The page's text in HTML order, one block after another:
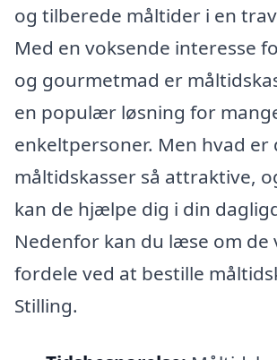
og tilberede måltider i en
Med en voksende interesse
og gourmetmad er
en populær løsning for
enkeltpersoner. Men hvad
måltidskasser så attraktive,
kan de hjælpe dig i din
Nedenfor kan du læse om de
fordele ved at bestille
Stilling.